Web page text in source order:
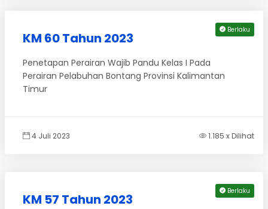
Berlaku
KM 60 Tahun 2023
Penetapan Perairan Wajib Pandu Kelas I Pada
Perairan Pelabuhan Bontang Provinsi Kalimantan
Timur
4 Juli 2023 1.185 x Dilihat
Berlaku
KM 57 Tahun 2023